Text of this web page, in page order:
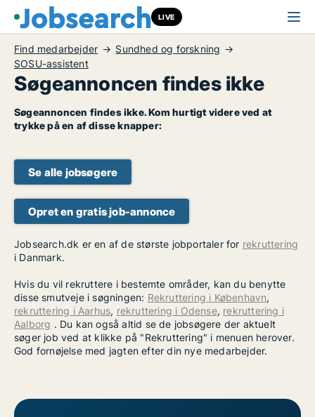
LIVE
Find medarbejder
Sundhed og forskning
SOSU-assistent
Søgeannoncen findes ikke
Søgeannoncen findes ikke. Kom hurtigt videre ved at
trykke på en af disse knapper:
Se alle jobsøgere
Opret en gratis job-annonce
Jobsearch.dk er en af de største jobportaler for rekruttering
i Danmark.
Hvis du vil rekruttere i bestemte områder, kan du benytte
disse smutveje i søgningen: Rekruttering i København,
rekruttering i Aarhus, rekruttering i Odense, rekruttering i
Aalborg . Du kan også altid se de jobsøgere der aktuelt
søger job ved at klikke på "Rekruttering" i menuen herover.
God fornøjelse med jagten efter din nye medarbejder.